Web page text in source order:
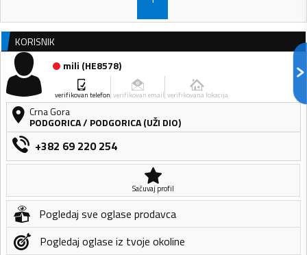
KORISNIK
mili (HE8578)
verifikovan telefon verifikovan email verifikovana lokacija
Crna Gora
PODGORICA/ PODGORICA (UŽI DIO)
+382 69 220 254
Sačuvaj profil
Pogledaj sve oglase prodavca
Pogledaj oglase iz tvoje okoline